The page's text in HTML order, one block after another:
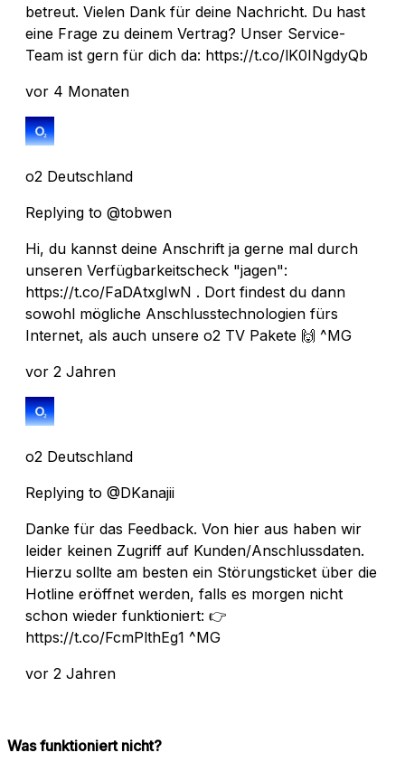
betreut. Vielen Dank für deine Nachricht. Du hast
eine Frage zu deinem Vertrag? Unser Service-
Team ist gern für dich da: https://t.co/lK0INgdyQb
vor 4 Monaten
o2 Deutschland
Replying to @tobwen
Hi, du kannst deine Anschrift ja gerne mal durch
unseren Verfügbarkeitscheck "jagen":
https://t.co/FaDAtxgIwN . Dort findest du dann
sowohl mögliche Anschlusstechnologien fürs
Internet, als auch unsere o2 TV Pakete 🙌 ^MG
vor 2 Jahren
o2 Deutschland
Replying to @DKanajii
Danke für das Feedback. Von hier aus haben wir
leider keinen Zugriff auf Kunden/Anschlussdaten.
Hierzu sollte am besten ein Störungsticket über die
Hotline eröffnet werden, falls es morgen nicht
schon wieder funktioniert: 👉
https://t.co/FcmPlthEg1 ^MG
vor 2 Jahren
Was funktioniert nicht?